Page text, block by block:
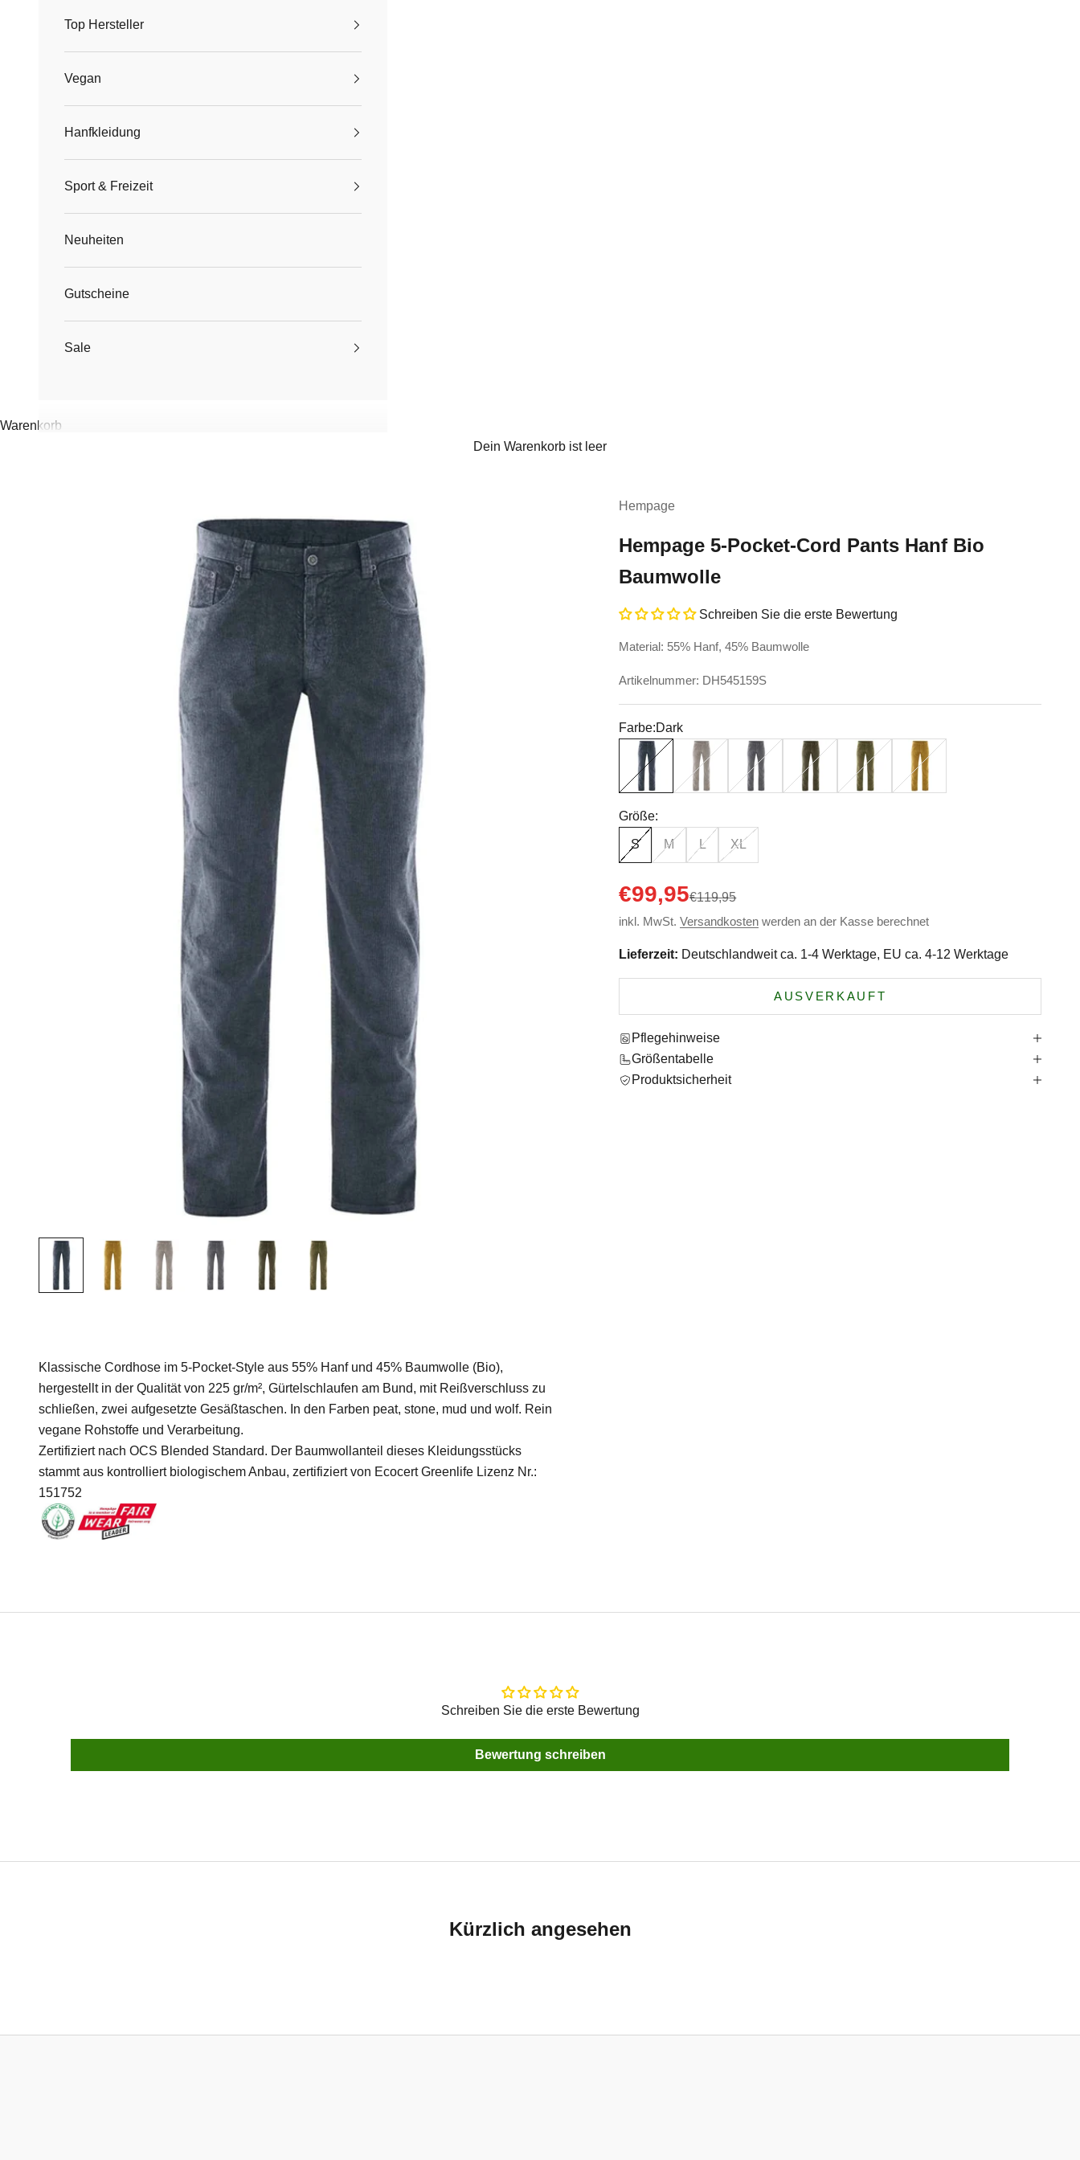
Top Hersteller
Vegan
Hanfkleidung
Sport & Freizeit
Neuheiten
Gutscheine
Sale
Warenkorb
Dein Warenkorb ist leer
Hempage
Hempage 5-Pocket-Cord Pants Hanf Bio
Baumwolle
Schreiben Sie die erste Bewertung
Material: 55% Hanf, 45% Baumwolle
Artikelnummer: DH545159S
Farbe:Dark
Dark
Mud Stone Wolf Peat Peanut
Größe:
S M L XL
Angebot
€99,95Regulärer Preis
€119,95
inkl. MwSt.Versandkosten werden an der Kasse berechnet
Lieferzeit: Deutschlandweit ca. 1-4 Werktage, EU ca. 4-12 Werktage
AUSVERKAUFT
Pflegehinweise
Größentabelle
Produktsicherheit
Klassische Cordhose im 5-Pocket-Style aus 55% Hanf und 45% Baumwolle (Bio),
hergestellt in der Qualität von 225 gr/m², Gürtelschlaufen am Bund, mit Reißverschluss zu
schließen, zwei aufgesetzte Gesäßtaschen. In den Farben peat, stone, mud und wolf. Rein
vegane Rohstoffe und Verarbeitung.
Zertifiziert nach OCS Blended Standard. Der Baumwollanteil dieses Kleidungsstücks
stammt aus kontrolliert biologischem Anbau, zertifiziert von Ecocert Greenlife Lizenz Nr.:
151752
Schreiben Sie die erste Bewertung
Bewertung schreiben
Kürzlich angesehen